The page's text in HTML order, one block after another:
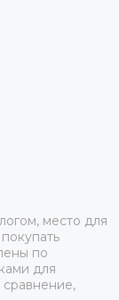
место для
по
для